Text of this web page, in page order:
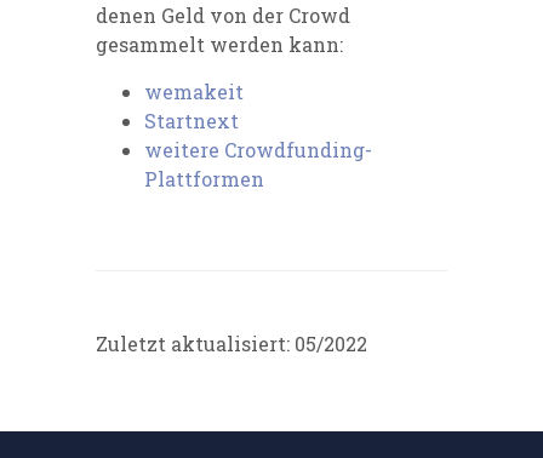
denen Geld von der Crowd
gesammelt werden kann:
wemakeit
Startnext
weitere Crowdfunding-
Plattformen
Zuletzt aktualisiert: 05/2022